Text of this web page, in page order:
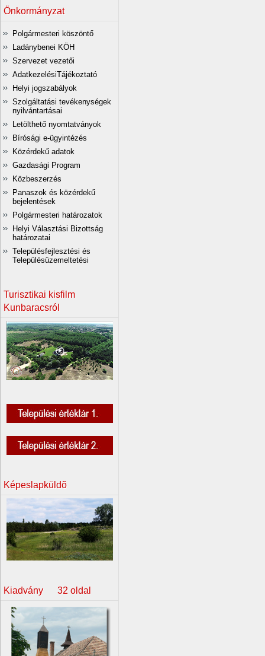
Önkormányzat
Polgármesteri köszöntő
Ladánybenei KÖH
Szervezet vezetői
AdatkezelésiTájékoztató
Helyi jogszabályok
Szolgáltatási tevékenységek
nyilvántartásai
Letölthető nyomtatványok
Bírósági e-ügyintézés
Közérdekű adatok
Gazdasági Program
Közbeszerzés
Panaszok és közérdekű
bejelentések
Polgármesteri határozatok
Helyi Választási Bizottság
határozatai
Településfejlesztési és
Településüzemeltetési
Turisztikai kisfilm
Kunbaracsról
Képeslapküldõ
Kiadvány 32 oldal